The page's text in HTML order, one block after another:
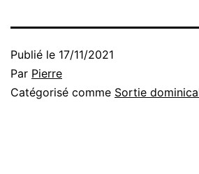
Publié le 17/11/2021
Par Pierre
Catégorisé comme Sortie